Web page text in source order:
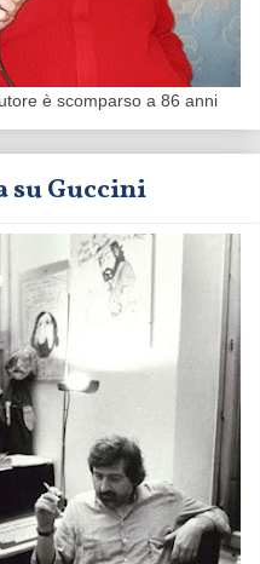
è scomparso a 86 anni
su Guccini